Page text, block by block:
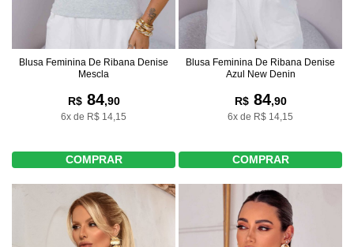
Blusa Feminina De Ribana Denise
Mescla
R$84,90
6x de R$ 14,15
COMPRAR
Blusa Feminina De Ribana Denise
Azul New Denin
R$84,90
6x de R$ 14,15
COMPRAR